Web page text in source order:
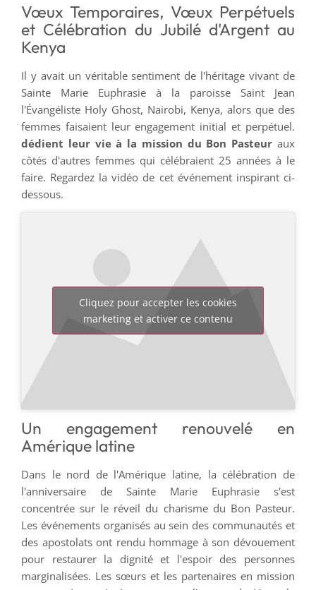
Vœux Temporaires, Vœux Perpétuels
et Célébration du Jubilé d'Argent au
Kenya
Il y avait un véritable sentiment de l'héritage vivant de
Sainte Marie Euphrasie à la paroisse Saint Jean
l'Évangéliste Holy Ghost, Nairobi, Kenya, alors que des
femmes faisaient leur engagement initial et perpétuel.
dédient leur vie à la mission du Bon Pasteur aux
côtés d'autres femmes qui célébraient 25 années à le
faire. Regardez la vidéo de cet événement inspirant ci-
dessous.
Cliquez pour accepter les cookies
marketing et activer ce contenu
Un engagement renouvelé en
Amérique latine
Dans le nord de l'Amérique latine, la célébration de
l'anniversaire de Sainte Marie Euphrasie s'est
concentrée sur le réveil du charisme du Bon Pasteur.
Les événements organisés au sein des communautés et
des apostolats ont rendu hommage à son dévouement
pour restaurer la dignité et l'espoir des personnes
marginalisées. Les sœurs et les partenaires en mission